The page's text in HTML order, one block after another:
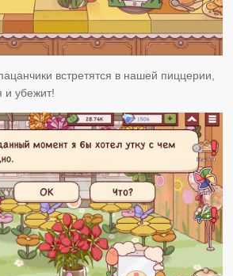
встретятся в нашей пиццерии,
и убежит!